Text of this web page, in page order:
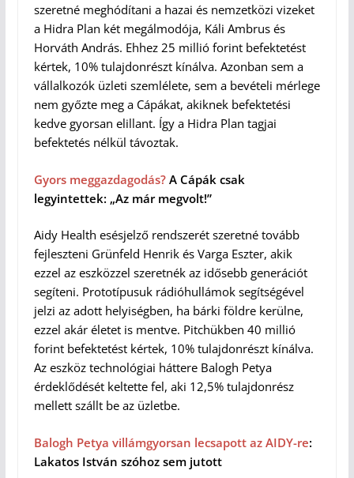
szeretné meghódítani a hazai és nemzetközi vizeket
a Hidra Plan két megálmodója, Káli Ambrus és
Horváth András. Ehhez 25 millió forint befektetést
kértek, 10% tulajdonrészt kínálva. Azonban sem a
vállalkozók üzleti szemlélete, sem a bevételi mérlege
nem győzte meg a Cápákat, akiknek befektetési
kedve gyorsan elillant. Így a Hidra Plan tagjai
befektetés nélkül távoztak.
Gyors meggazdagodás?A Cápák csak
legyintettek: „Az már megvolt!”
Aidy Health esésjelző rendszerét szeretné tovább
fejleszteni Grünfeld Henrik és Varga Eszter, akik
ezzel az eszközzel szeretnék az idősebb generációt
segíteni. Prototípusuk rádióhullámok segítségével
jelzi az adott helyiségben, ha bárki földre kerülne,
ezzel akár életet is mentve. Pitchükben 40 millió
forint befektetést kértek, 10% tulajdonrészt kínálva.
Az eszköz technológiai háttere Balogh Petya
érdeklődését keltette fel, aki 12,5% tulajdonrész
mellett szállt be az üzletbe.
Balogh Petya villámgyorsan lecsapott az AIDY-re:
Lakatos István szóhoz sem jutott